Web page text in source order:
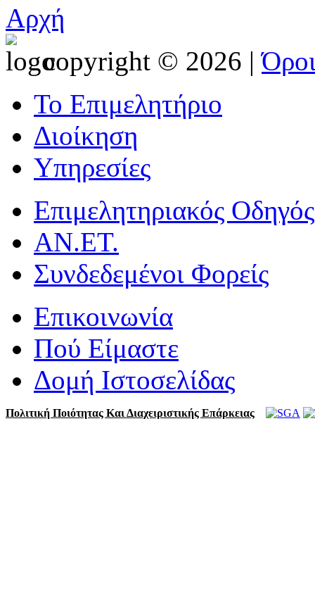
Αρχή
copyright © 2026 |
Το Επιμελητήριο
Διοίκηση
Υπηρεσίες
Επιμελητηριακός Οδηγός
ΑΝ.ΕΤ.
Συνδεδεμένοι Φορείς
Επικοινωνία
Πού Είμαστε
Δομή Ιστοσελίδας
Πολιτική Ποιότητας Και Διαχειριστικής Επάρκειας